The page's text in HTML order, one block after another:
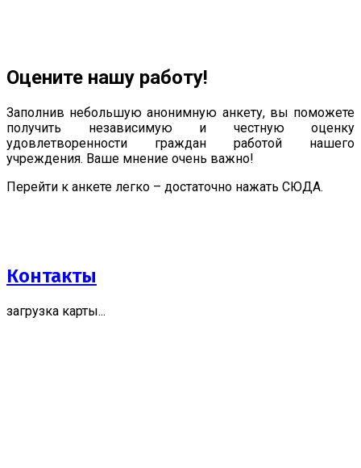
Оцените нашу работу!
Заполнив небольшую анонимную анкету, вы поможете
получить независимую и честную оценку
удовлетворенности граждан работой нашего
учреждения. Ваше мнение очень важно!
Перейти к анкете легко – достаточно нажать СЮДА.
Контакты
загрузка карты...